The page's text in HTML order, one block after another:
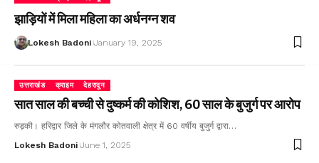
झाड़ियों में मिला महिला का अर्धनग्न शव
Lokesh Badoni January 19, 2025
उत्तराखंड क्राइम देहरादून
सात साल की बच्ची से दुष्कर्म की कोशिश, 60 साल के बुजुर्ग पर आरोप
रुड़की। हरिद्वार जिले के मंगलौर कोतवाली क्षेत्र में 60 वर्षीय बुजुर्ग द्वारा…
Lokesh Badoni June 1, 2025